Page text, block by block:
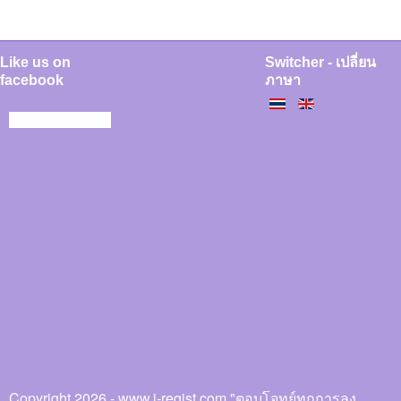
Like us on
facebook
Switcher - เปลี่ยน
ภาษา